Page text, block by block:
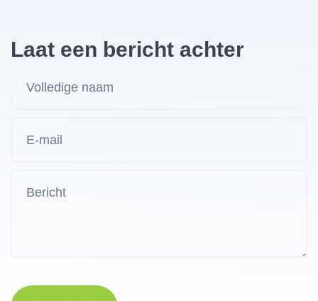
Laat een bericht achter